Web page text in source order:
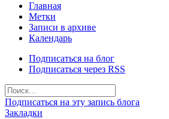
Главная
Метки
Записи в архиве
Календарь
Подписаться на блог
Подписаться через RSS
Подписаться на эту запись блога
Закладки